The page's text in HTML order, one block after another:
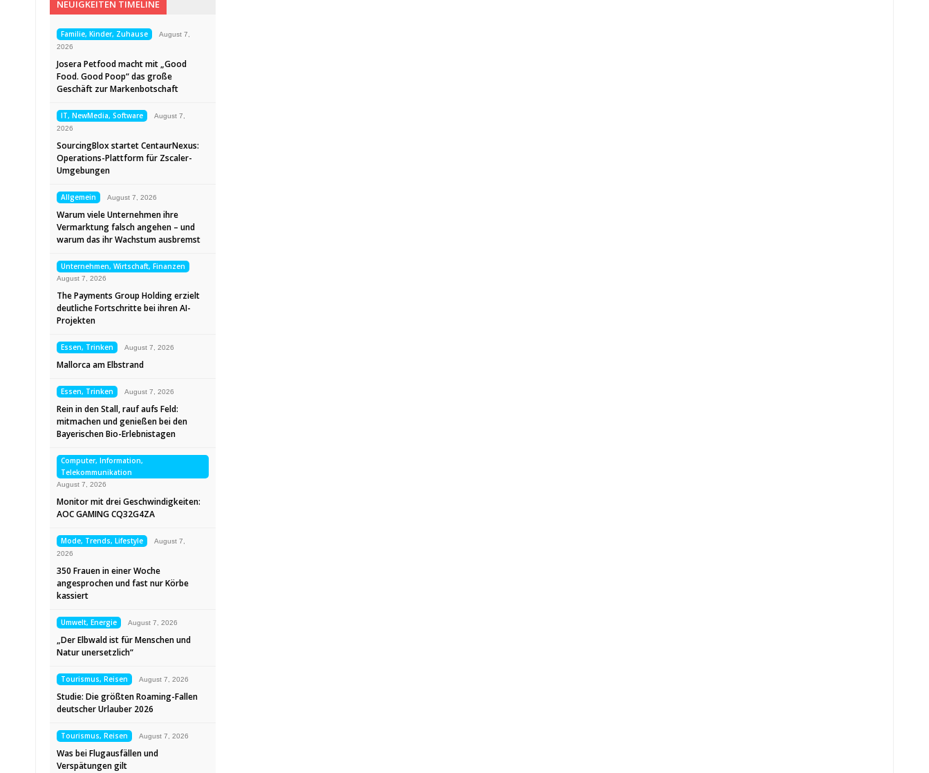
NEUIGKEITEN TIMELINE
Familie, Kinder, Zuhause
August 7,
2026
Josera Petfood macht mit „Good
Food. Good Poop“ das große
Geschäft zur Markenbotschaft
IT, NewMedia, Software
August 7,
2026
SourcingBlox startet CentaurNexus:
Operations-Plattform für Zscaler-
Umgebungen
Allgemein August 7, 2026
Warum viele Unternehmen ihre
Vermarktung falsch angehen – und
warum das ihr Wachstum ausbremst
Unternehmen, Wirtschaft, Finanzen
August 7, 2026
The Payments Group Holding erzielt
deutliche Fortschritte bei ihren AI-
Projekten
Essen, Trinken August 7, 2026
Mallorca am Elbstrand
Essen, Trinken August 7, 2026
Rein in den Stall, rauf aufs Feld:
mitmachen und genießen bei den
Bayerischen Bio-Erlebnistagen
Computer, Information,
Telekommunikation
August 7, 2026
Monitor mit drei Geschwindigkeiten:
AOC GAMING CQ32G4ZA
Mode, Trends, Lifestyle
August 7,
2026
350 Frauen in einer Woche
angesprochen und fast nur Körbe
kassiert
Umwelt, Energie August 7, 2026
„Der Elbwald ist für Menschen und
Natur unersetzlich“
Tourismus, Reisen August 7, 2026
Studie: Die größten Roaming-Fallen
deutscher Urlauber 2026
Tourismus, Reisen August 7, 2026
Was bei Flugausfällen und
Verspätungen gilt